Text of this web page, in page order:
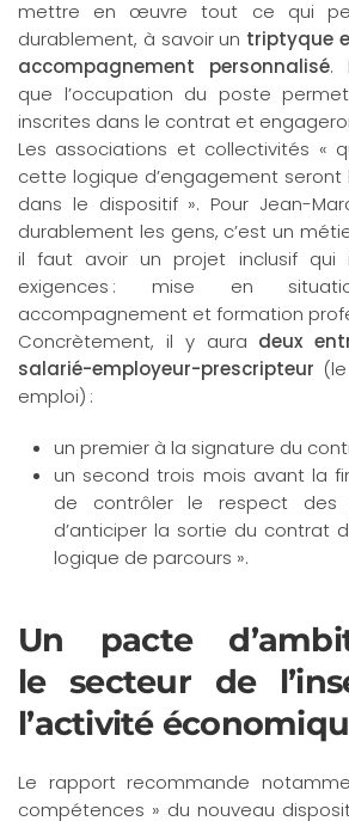
mettre en œuvre tout ce qui
durablement, à savoir un triptyque
accompagnement personnalisé.
que l’occupation du poste
inscrites dans le contrat et
Les associations et collectivités «
cette logique d’engagement
dans le dispositif ». Pour Jean-
durablement les gens, c’est un
il faut avoir un projet inclusif qui
exigences : mise en
accompagnement et formation
Concrètement, il y aura deux
salarié-employeur-prescripteur
emploi) :
un premier à la signature du
un second trois mois avant la
de contrôler le respect des
d’anticiper la sortie du contrat
logique de parcours ».
Un pacte
le secteur de
l’activité
Le rapport recommande
compétences » du nouveau